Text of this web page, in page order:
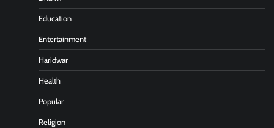
Education
Entertainment
Haridwar
Health
Popular
Religion